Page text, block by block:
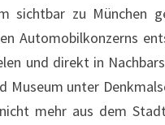
sichtbar zu München
Automobilkonzerns
und direkt in
Museum unter
mehr aus dem